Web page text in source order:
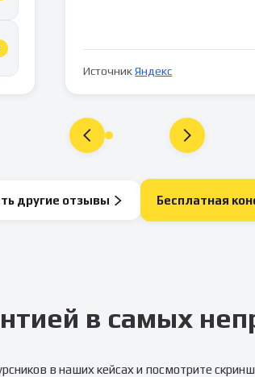
Источник Яндекс
другие отзывы Бесплатная
в самых
в наших кейсах и посмотрите